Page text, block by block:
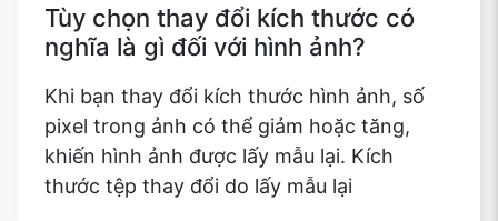
Tùy chọn thay đổi kích thước có
nghĩa là gì đối với hình ảnh?
Khi bạn thay đổi kích thước hình ảnh, số
pixel trong ảnh có thể giảm hoặc tăng,
khiến hình ảnh được lấy mẫu lại. Kích
thước tệp thay đổi do lấy mẫu lại